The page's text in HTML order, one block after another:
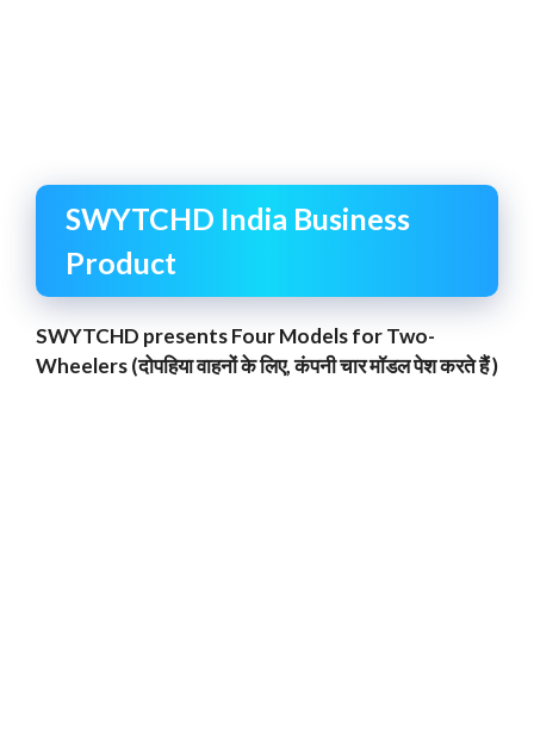
SWYTCHD India Business
Product
SWYTCHD presents Four Models for Two-
Wheelers (दोपहिया वाहनों के लिए, कंपनी चार मॉडल पेश करते हैं )